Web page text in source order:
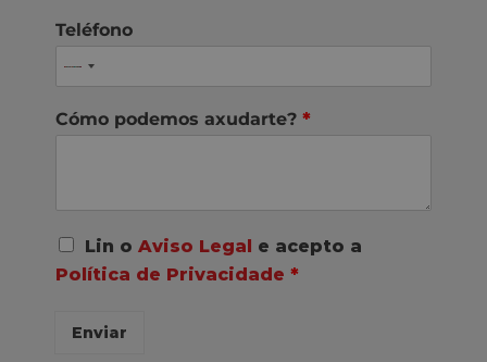
Teléfono
Cómo podemos axudarte? *
A
c
o
Lin o Aviso Legal
e acepto a
Política de Privacidade *
Enviar